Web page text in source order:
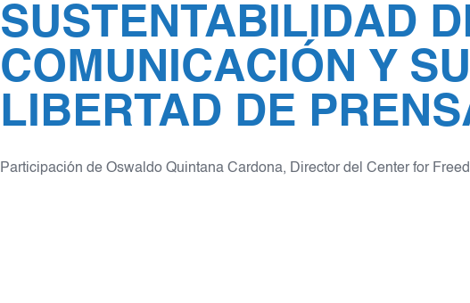
SUSTENTABILIDAD
COMUNICACIÓN Y
LIBERTAD DE
Participación de Oswaldo Quintana Cardona, Director del Center for